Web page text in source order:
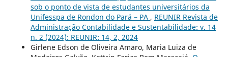
sob o ponto de vista de estudantes universitários da
Unifesspa de Rondon do Pará – PA , REUNIR Revista de
Administração Contabilidade e Sustentabilidade: v. 14
n. 2 (2024): REUNIR: 14, 2, 2024
Girlene Edson de Oliveira Amaro, Maria Luiza de